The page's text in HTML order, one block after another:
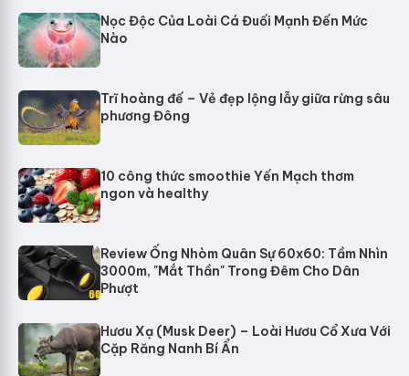
Nọc Độc Của Loài Cá Đuối Mạnh Đến Mức
Nào
Trĩ hoàng đế – Vẻ đẹp lộng lẫy giữa rừng sâu
phương Đông
10 công thức smoothie Yến Mạch thơm
ngon và healthy
Review Ống Nhòm Quân Sự 60x60: Tầm Nhìn
3000m, "Mắt Thần" Trong Đêm Cho Dân
Phượt
Hươu Xạ (Musk Deer) – Loài Hươu Cổ Xưa Với
Cặp Răng Nanh Bí Ẩn